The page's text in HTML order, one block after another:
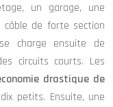
un garage, une
de forte section
charge ensuite de
circuits courts. Les
drastique de
petits. Ensuite, une